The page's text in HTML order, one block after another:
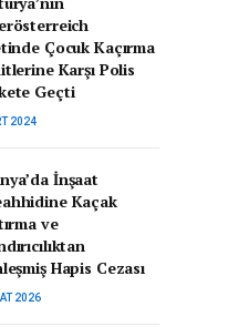
Çocuk Kaçırma
Karşı Polis
Geçti
2024
İnşaat
Kaçak
ve
Hapis Cezası
2026